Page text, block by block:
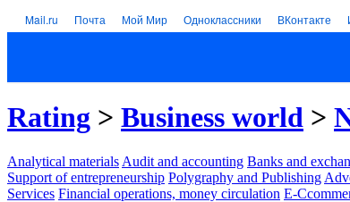
Mail.ru Почта Мой Мир Одноклассники ВКонтакте
Rating > Business world >
Analytical materials Audit and accounting Banks and
Support of entrepreneurship Polygraphy and Publishing
Services Financial operations, money circulation E-